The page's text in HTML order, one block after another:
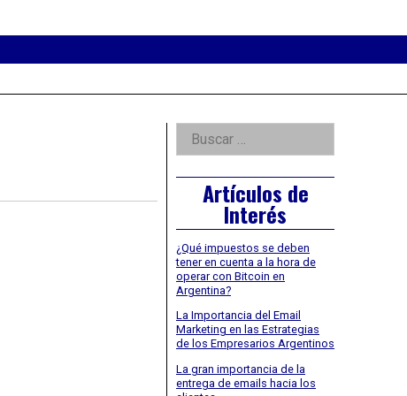
Right
Asides
Buscar:
Artículos de
Interés
¿Qué impuestos se deben
tener en cuenta a la hora de
operar con Bitcoin en
Argentina?
La Importancia del Email
Marketing en las Estrategias
de los Empresarios Argentinos
La gran importancia de la
entrega de emails hacia los